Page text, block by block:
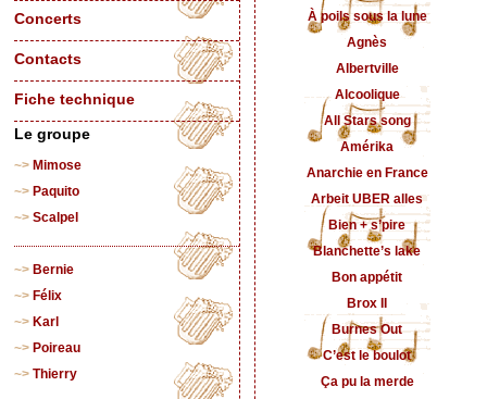
Concerts
Contacts
Fiche technique
Le groupe
Mimose
Paquito
Scalpel
Bernie
Félix
Karl
Poireau
Thierry
À poils sous la lune
Agnès
Albertville
Alcoolique
All Stars song
Amérika
Anarchie en France
Arbeit UBER alles
Bien + s’pire
Blanchette’s lake
Bon appétit
Brox II
Burnes Out
C’est le boulot
Ça pu la merde